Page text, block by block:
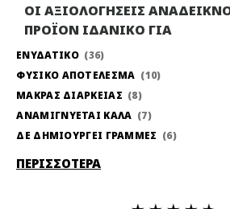
ΟΙ ΑΞΙΟΛΟΓΗΣΕΙΣ
ΠΡΟΪΟΝ ΙΔΑΝΙΚΟ ΓΙΑ
ΕΝΥΔΑΤΙΚΟ
36
ΦΥΣΙΚΟ ΑΠΟΤΕΛΕΣΜΑ
10
ΜΑΚΡΑΣ ΔΙΑΡΚΕΙΑΣ
8
ΑΝΑΜΙΓΝΥΕΤΑΙ ΚΑΛΑ
7
ΔΕ ΔΗΜΙΟΥΡΓΕΙ ΓΡΑΜΜΕΣ
6
ΠΕΡΙΣΣΟΤΕΡΑ